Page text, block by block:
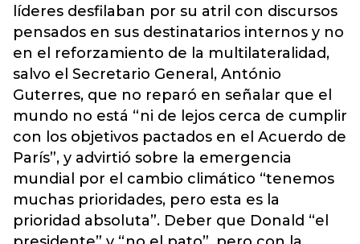
líderes desfilaban por su atril con discursos
pensados en sus destinatarios internos y no
en el reforzamiento de la multilateralidad,
salvo el Secretario General, António
Guterres, que no reparó en señalar que el
mundo no está “ni de lejos cerca de cumplir
con los objetivos pactados en el Acuerdo de
París”, y advirtió sobre la emergencia
mundial por el cambio climático “tenemos
muchas prioridades, pero esta es la
prioridad absoluta”. Deber que Donald “el